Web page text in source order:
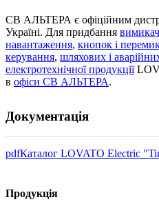
СВ АЛЬТЕРА є офіційним
Україні. Для придбання
навантаження, кнопок і
керування, шляхових і
електротехнічної продукції
в офіси СВ АЛЬТЕРА.
Документація
pdfКаталог LOVATO Electric
Продукція